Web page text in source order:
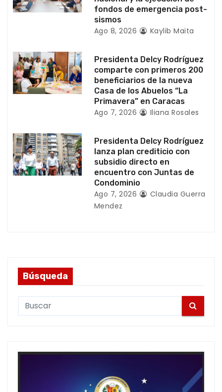
n
r
a
d
s
fondos de emergencia post-
sismos
Ago 8, 2026 Kaylib Maita
Presidenta Delcy Rodríguez
comparte con primeros 200
beneficiarios de la nueva
Casa de los Abuelos “La
Primavera” en Caracas
Ago 7, 2026 Iliana Rosales
Presidenta Delcy Rodríguez
lanza plan crediticio con
subsidio directo en
encuentro con Juntas de
Condominio
Ago 7, 2026
Claudia Guerra
Mendez
Búsqueda
c